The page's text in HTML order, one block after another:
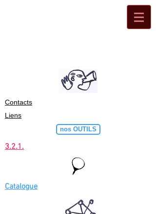
Contacts
Liens
3.2.1.
Catalogue
nos OUTILS